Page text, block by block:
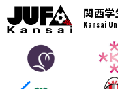
関西
Kansai